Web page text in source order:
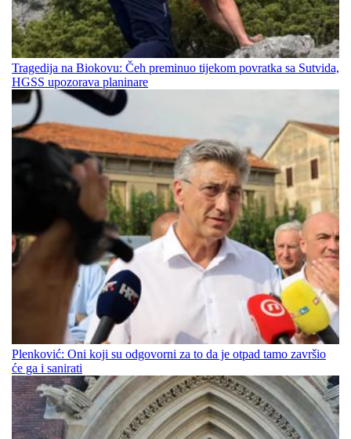
Tragedija na Biokovu: Čeh preminuo tijekom povratka sa Sutvida,
HGSS upozorava planinare
Plenković: Oni koji su odgovorni za to da je otpad tamo završio
će ga i sanirati